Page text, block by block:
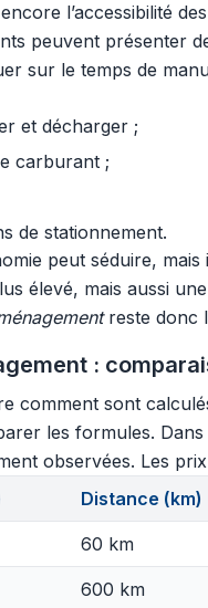
l’accessibilité
peuvent présenter
sur le temps de
et décharger ;
carburant ;
de stationnement.
peut séduire,
élevé, mais aussi
reste donc
:
comment sont
les formules.
observées. Les
Distance (km)
60 km
600 km